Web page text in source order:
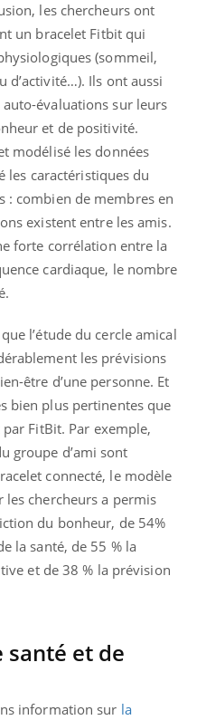
les chercheurs ont
un bracelet Fitbit qui
(sommeil,
d’activité…). Ils ont aussi
évaluations sur leurs
et de positivité.
modélisé les données
les caractéristiques du
: combien de membres en
existent entre les amis.
forte corrélation entre la
cardiaque, le nombre
l’étude du cercle amical
les prévisions
être d’une personne. Et
bien plus pertinentes que
FitBit. Par exemple,
groupe d’ami sont
connecté, le modèle
les chercheurs a permis
du bonheur, de 54%
la santé, de 55 % la
et de 38 % la prévision
santé et de
information sur la